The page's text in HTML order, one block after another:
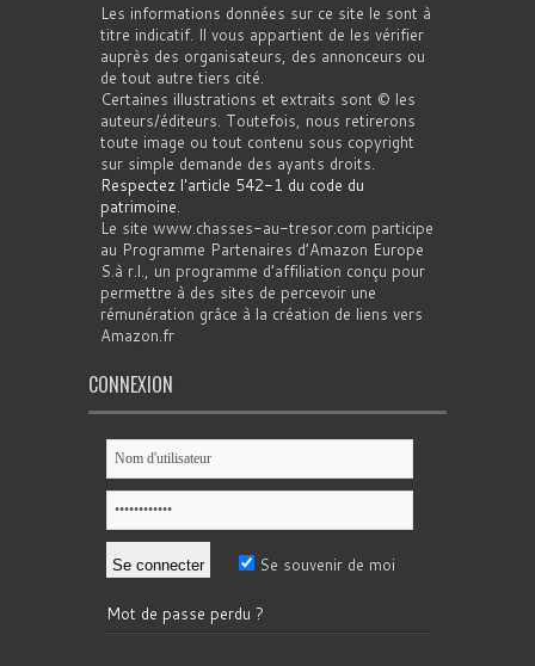
Les informations données sur ce site le sont à
titre indicatif. Il vous appartient de les vérifier
auprès des organisateurs, des annonceurs ou
de tout autre tiers cité.
Certaines illustrations et extraits sont © les
auteurs/éditeurs. Toutefois, nous retirerons
toute image ou tout contenu sous copyright
sur simple demande des ayants droits.
Respectez l'article 542-1 du code du
patrimoine.
Le site www.chasses-au-tresor.com participe
au Programme Partenaires d’Amazon Europe
S.à r.l., un programme d’affiliation conçu pour
permettre à des sites de percevoir une
rémunération grâce à la création de liens vers
Amazon.fr
CONNEXION
Se souvenir de moi
Mot de passe perdu ?